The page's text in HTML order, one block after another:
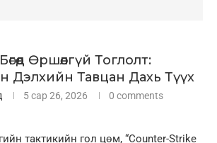
Өршөөлгүй Тоглолт:
Дэлхийн Тавцан Дахь Түүх
5 сар 26, 2026 0 comments
тактикийн гол цөм, “Counter-Strike